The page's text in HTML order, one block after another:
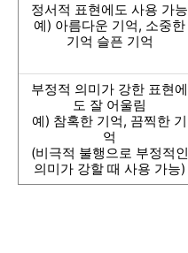
정서적 표현에도 사용 가능
예) 아름다운 기억, 소중한
기억 슬픈 기억
부정적 의미가 강한 표현에
도 잘 어울림
예) 참혹한 기억, 끔찍한 기
억
(비극적 불행으로 부정적인
의미가 강할 때 사용 가능)